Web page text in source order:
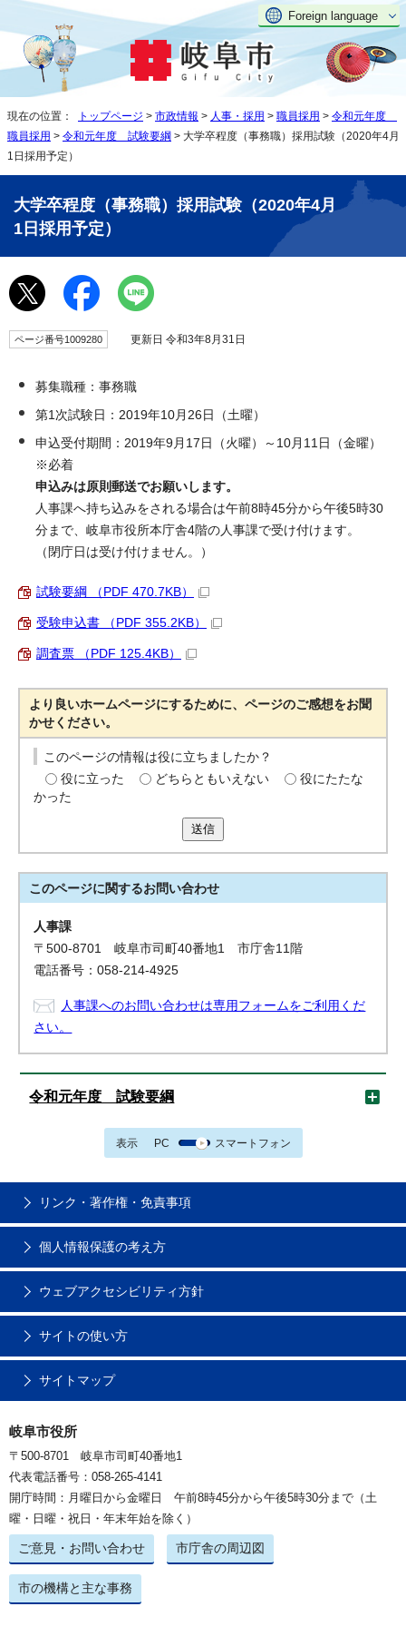
Foreign language
現在の位置： トップページ > 市政情報 > 人事・採用 > 職員採用 > 令和元年度
職員採用 > 令和元年度 試験要綱 > 大学卒程度（事務職）採用試験（2020年4月
1日採用予定）
大学卒程度（事務職）採用試験（2020年4月
1日採用予定）
ページ番号1009280 更新日 令和3年8月31日
募集職種：事務職
第1次試験日：2019年10月26日（土曜）
申込受付期間：2019年9月17日（火曜）～10月11日（金曜）
※必着
申込みは原則郵送でお願いします。
人事課へ持ち込みをされる場合は午前8時45分から午後5時30
分まで、岐阜市役所本庁舎4階の人事課で受け付けます。
（閉庁日は受け付けません。）
試験要綱 （PDF 470.7KB）
受験申込書 （PDF 355.2KB）
調査票 （PDF 125.4KB）
より良いホームページにするために、ページのご感想をお聞
かせください。
このページの情報は役に立ちましたか？
役に立った
どちらともいえない
役にたたな
かった
送信
このページに関するお問い合わせ
人事課
〒500-8701 岐阜市司町40番地1 市庁舎11階
電話番号：058-214-4925
人事課へのお問い合わせは専用フォームをご利用くだ
さい。
令和元年度 試験要綱
表示 PC スマートフォン
リンク・著作権・免責事項
個人情報保護の考え方
ウェブアクセシビリティ方針
サイトの使い方
サイトマップ
岐阜市役所
〒500-8701 岐阜市司町40番地1
代表電話番号：058-265-4141
開庁時間：月曜日から金曜日 午前8時45分から午後5時30分まで（土
曜・日曜・祝日・年末年始を除く）
ご意見・お問い合わせ 市庁舎の周辺図
市の機構と主な事務